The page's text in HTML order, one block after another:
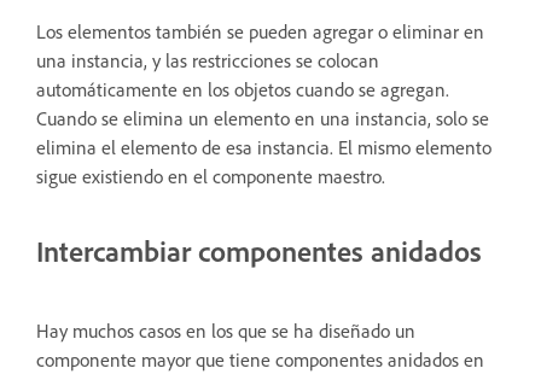
Los elementos también se pueden agregar o eliminar en
una instancia, y las restricciones se colocan
automáticamente en los objetos cuando se agregan.
Cuando se elimina un elemento en una instancia, solo se
elimina el elemento de esa instancia. El mismo elemento
sigue existiendo en el componente maestro.
Intercambiar componentes anidados
Hay muchos casos en los que se ha diseñado un
componente mayor que tiene componentes anidados en